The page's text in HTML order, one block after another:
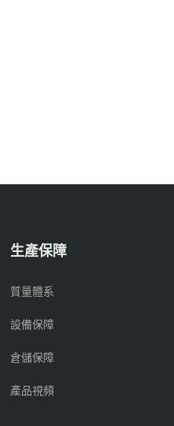
生產保障
質量體系
設備保障
倉儲保障
產品視頻